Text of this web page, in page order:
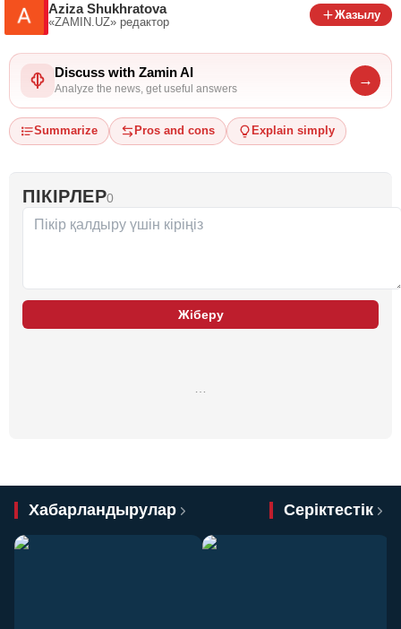
Aziza Shukhratova
«ZAMIN.UZ» редактор
Жазылу
Discuss with Zamin AI
Analyze the news, get useful answers
→
Summarize Pros and cons Explain simply
ПІКІРЛЕР0
Жіберу
Хабарландырулар Серіктестік